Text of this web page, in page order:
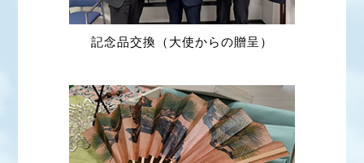
記念品交換（大使からの贈呈）